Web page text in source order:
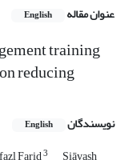
عنوان مقاله English
training
reducing
نویسندگان English
3